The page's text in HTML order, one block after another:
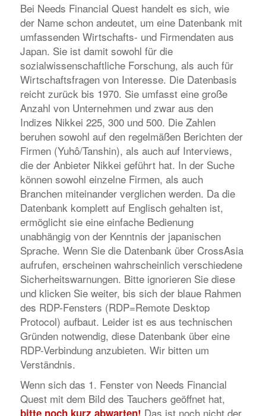
Bei Needs Financial Questhandelt es sich, wie
der Name schon andeutet, um eine Datenbank mit
umfassenden Wirtschafts- und Firmendaten aus
Japan. Sie ist damit sowohl für die
sozialwissenschaftliche Forschung, als auch für
Wirtschaftsfragen von Interesse. Die Datenbasis
reicht zurück bis 1970. Sie umfasst eine große
Anzahl von Unternehmen und zwar aus den
Indizes Nikkei 225, 300 und 500. Die Zahlen
beruhen sowohl auf den regelmäßen Berichten der
Firmen (Yuhô/Tanshin), als auch auf Interviews,
die der Anbieter Nikkei geführt hat. In der Suche
können sowohl einzelne Firmen, als auch
Branchen miteinander verglichen werden. Da die
Datenbank komplett auf Englisch gehalten ist,
ermöglicht sie eine einfache Bedienung
unabhängig von der Kenntnis der japanischen
Sprache. Wenn Sie die Datenbank über CrossAsia
aufrufen, erscheinen wahrscheinlich verschiedene
Sicherheitswarnungen. Bitte ignorieren Sie diese
und klicken Sie weiter, bis sich der blaue Rahmen
des RDP-Fensters (RDP=Remote Desktop
Protocol) aufbaut. Leider ist es aus technischen
Gründen notwendig, diese Datenbank über eine
RDP-Verbindung anzubieten. Wir bitten um
Verständnis.
Wenn sich das 1. Fenster vonNeeds Financial
Questmit dem Bild des Tauchers geöffnet hat,
bitte noch kurz abwarten! Das ist noch nicht der